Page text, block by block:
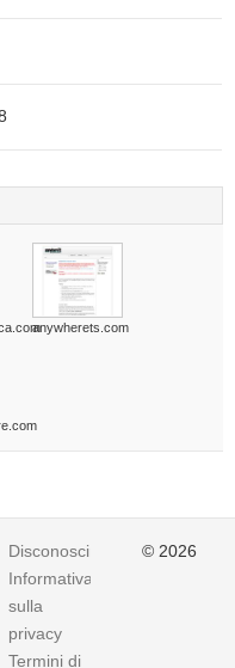
anywherets.com
Disconoscimento
Informativa
sulla
privacy
Termini di
© 2026